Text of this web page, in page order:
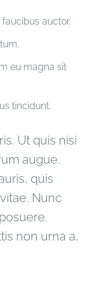
auctor.
eu magna sit
tincidunt.
Ut quis nisi
augue.
quis
Nunc
non urna a,